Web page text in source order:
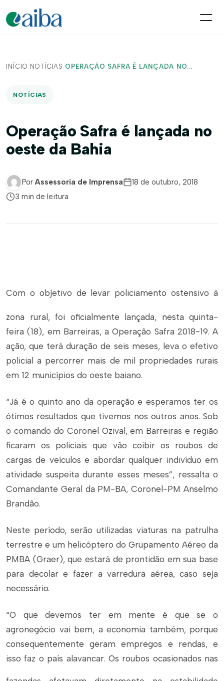
INÍCIO/ NOTÍCIAS /OPERAÇÃO SAFRA É LANÇADA NO...
NOTÍCIAS
Operação Safra é lançada no
oeste da Bahia
Por Assessoria de Imprensa
18 de outubro, 2018
3 min de leitura
Com o objetivo de levar policiamento ostensivo à
zona rural, foi oficialmente lançada, nesta quinta-
feira (18), em Barreiras, a Operação Safra 2018-19. A
ação, que terá duração de seis meses, leva o efetivo
policial a percorrer mais de mil propriedades rurais
em 12 municípios do oeste baiano.
“Já é o quinto ano da operação e esperamos ter os
ótimos resultados que tivemos nos outros anos. Sob
o comando do Coronel Ozival, em Barreiras e região
ficaram os policiais que vão coibir os roubos de
cargas de veículos e abordar qualquer indivíduo em
atividade suspeita durante esses meses”, ressalta o
Comandante Geral da PM-BA, Coronel-PM Anselmo
Brandão.
Neste período, serão utilizadas viaturas na patrulha
terrestre e um helicóptero do Grupamento Aéreo da
PMBA (Graer), que estará de prontidão em sua base
para decolar e fazer a varredura aérea, caso seja
necessário.
“O que devemos ter em mente é que se o
agronegócio vai bem, a economia também, porque
consequentemente geram empregos e rendas, e
isso faz o país alavancar. Os roubos ocasionados nas